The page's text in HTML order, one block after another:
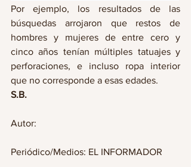
Por ejemplo, los resultados de las
búsquedas arrojaron que restos de
hombres y mujeres de entre cero y
cinco años tenían múltiples tatuajes y
perforaciones, e incluso ropa interior
que no corresponde a esas edades.
S.B.
Autor:
Periódico/Medios: EL INFORMADOR